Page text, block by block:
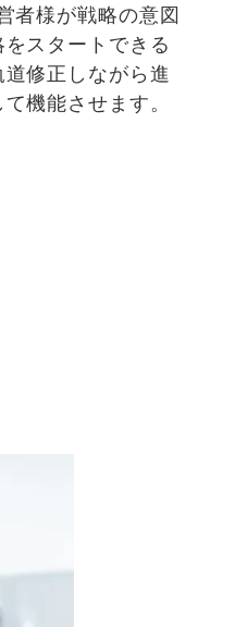
者様が戦略の意図
スタートできる
修正しながら進
機能させます。